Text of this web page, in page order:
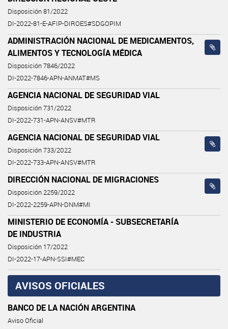
Disposición 81/2022
DI-2022-81-E-AFIP-DIROES#SDGOPIM
ADMINISTRACIÓN NACIONAL DE MEDICAMENTOS,
ALIMENTOS Y TECNOLOGÍA MÉDICA
Disposición 7846/2022
DI-2022-7846-APN-ANMAT#MS
AGENCIA NACIONAL DE SEGURIDAD VIAL
Disposición 731/2022
DI-2022-731-APN-ANSV#MTR
AGENCIA NACIONAL DE SEGURIDAD VIAL
Disposición 733/2022
DI-2022-733-APN-ANSV#MTR
DIRECCIÓN NACIONAL DE MIGRACIONES
Disposición 2259/2022
DI-2022-2259-APN-DNM#MI
MINISTERIO DE ECONOMÍA - SUBSECRETARÍA
DE INDUSTRIA
Disposición 17/2022
DI-2022-17-APN-SSI#MEC
AVISOS OFICIALES
BANCO DE LA NACIÓN ARGENTINA
Aviso Oficial